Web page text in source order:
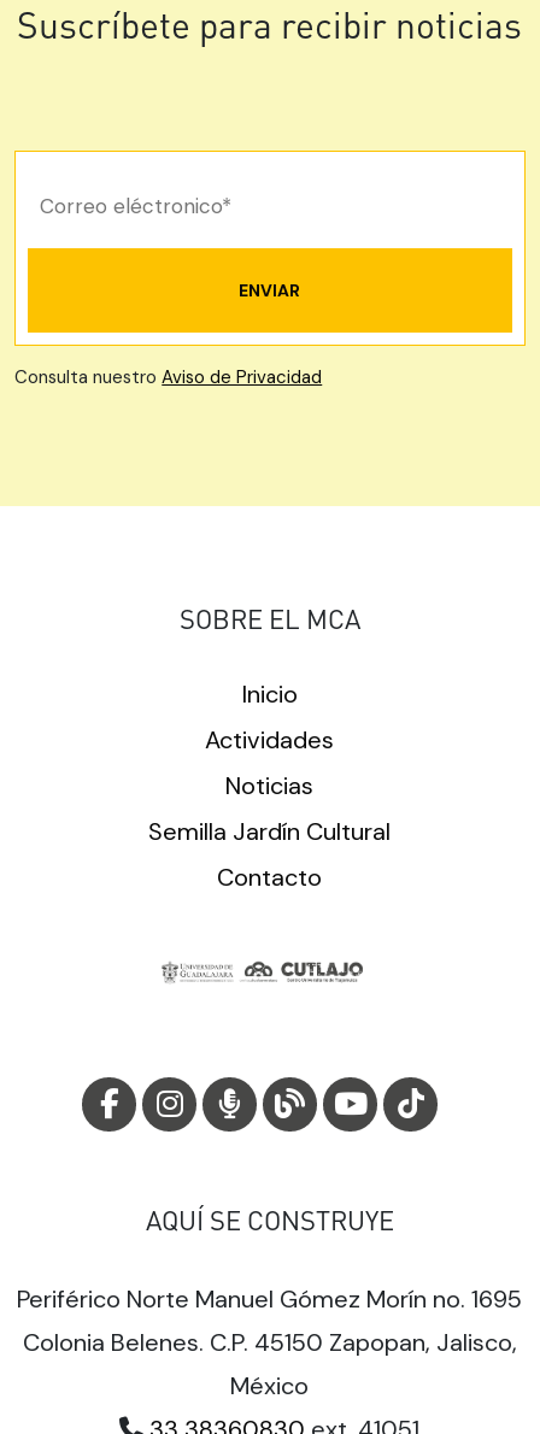
Suscríbete para recibir noticias
Consulta nuestroAviso de Privacidad
SOBRE EL MCA
Inicio
Actividades
Noticias
Semilla Jardín Cultural
Contacto
AQUÍ SE CONSTRUYE
Periférico Norte Manuel Gómez Morín no. 1695
Colonia Belenes. C.P. 45150 Zapopan, Jalisco,
México